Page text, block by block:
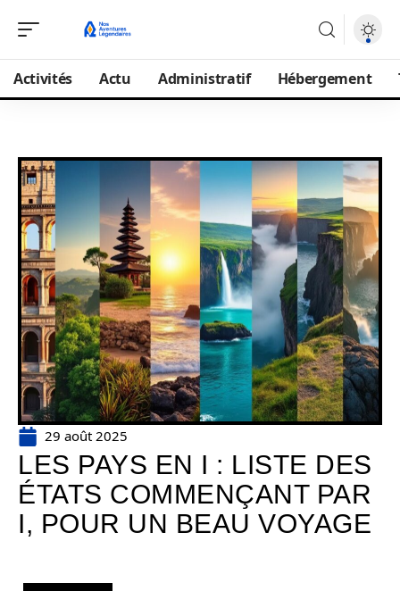
Activités Actu Administratif Hébergement
29 août 2025
LES PAYS EN I : LISTE DES
ÉTATS COMMENÇANT PAR
I, POUR UN BEAU VOYAGE